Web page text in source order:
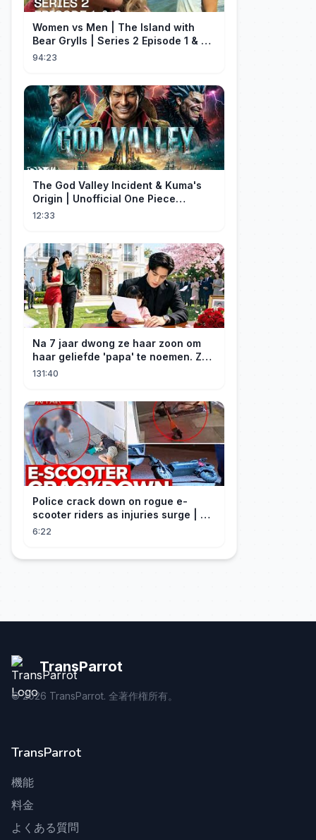
Women vs Men | The Island with
Bear Grylls | Series 2 Episode 1 & 2 |
Full Episode
94:23
The God Valley Incident & Kuma's
Origin | Unofficial One Piece
Cinematic Tribute
12:33
Na 7 jaar dwong ze haar zoon om
haar geliefde 'papa' te noemen. Ze
scheidde, hij werd rijk, trouwde met
131:40
Police crack down on rogue e-
scooter riders as injuries surge | A
Current Affair
6:22
TransParrot
©2026 TransParrot. 全著作権所有。
TransParrot
機能
料金
よくある質問